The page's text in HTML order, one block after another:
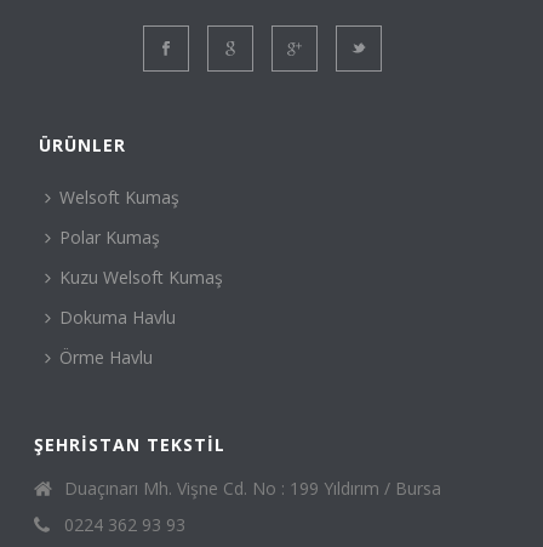
ÜRÜNLER
Welsoft Kumaş
Polar Kumaş
Kuzu Welsoft Kumaş
Dokuma Havlu
Örme Havlu
ŞEHRISTAN TEKSTIL
Duaçınarı Mh. Vişne Cd. No : 199 Yıldırım / Bursa
0224 362 93 93